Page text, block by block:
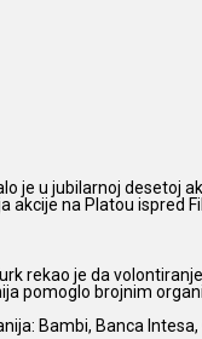
je u jubilarnoj desetoj
akcije na Platou
rekao je da
pomoglo brojnim
Bambi, Banca